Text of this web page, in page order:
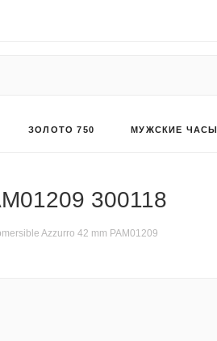
ЗОЛОТО 750 МУЖСКИЕ ЧАСЫ
300118
Azzurro 42 mm PAM01209